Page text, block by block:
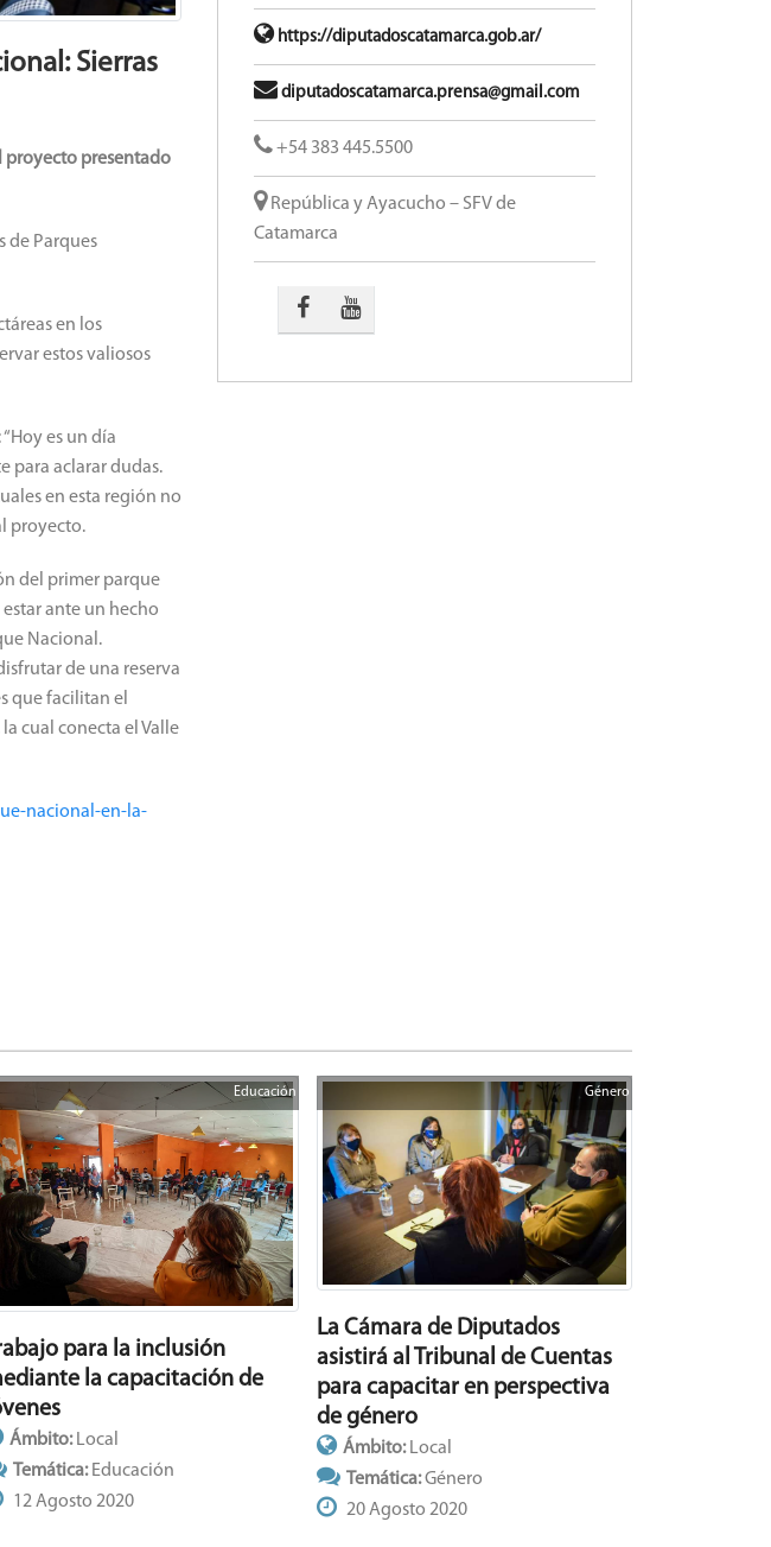
Sierras
proyecto presentado
de Parques
en los
estos valiosos
es un día
para aclarar dudas.
en esta región no
proyecto.
del primer parque
ante un hecho
Nacional.
de una reserva
que facilitan el
cual conecta el Valle
nacional-en-la-
https://diputadoscatamarca.gob.ar/
diputadoscatamarca.prensa@gmail.com
+54 383 445.5500
República y Ayacucho – SFV de
Catamarca
Educación
para la inclusión
la capacitación de
Ámbito:Local
Temática:Educación
12 Agosto 2020
Género
La Cámara de Diputados
asistirá al Tribunal de Cuentas
para capacitar en perspectiva
de género
Ámbito: Local
Temática:Género
20 Agosto 2020